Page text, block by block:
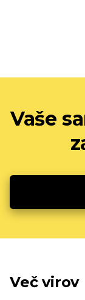
Vaše
Več virov